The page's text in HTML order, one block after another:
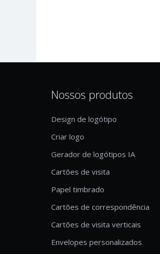
Nossos produtos
Design de logótipo
Criar logo
Gerador de logótipos IA
Cartões de visita
Papel timbrado
Cartões de correspondência
Cartões de visita verticais
Envelopes personalizados